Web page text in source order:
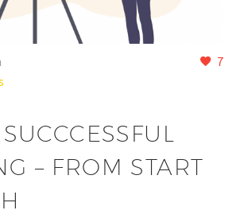
7
SUCCCESSFUL
– FROM START